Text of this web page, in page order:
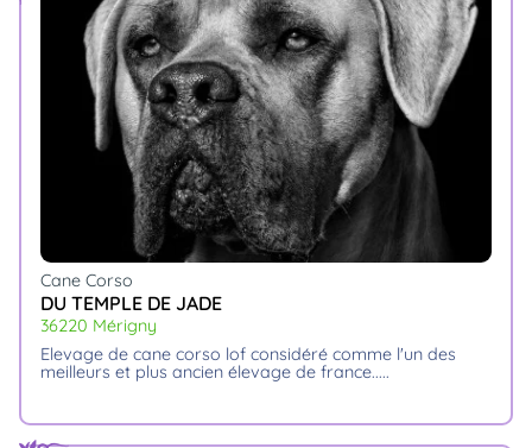
Cane Corso
DU TEMPLE DE JADE
36220 Mérigny
elevage de cane corso lof considéré comme l'un des
meilleurs et plus ancien élevage de france...